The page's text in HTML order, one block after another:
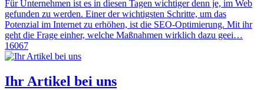
Für Unternehmen ist es in diesen Tagen wichtiger denn je, im Web
gefunden zu werden. Einer der wichtigsten Schritte, um das
Potenzial im Internet zu erhöhen, ist die SEO-Optimierung. Mit ihr
geht die Frage einher, welche Maßnahmen wirklich dazu geei…
16067
Ihr Artikel bei uns